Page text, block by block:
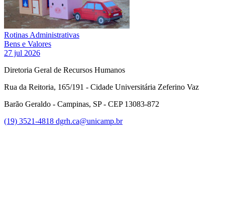
Rotinas Administrativas
Bens e Valores
27 jul 2026
Diretoria Geral de Recursos Humanos
Rua da Reitoria, 165/191 - Cidade Universitária Zeferino Vaz
Barão Geraldo - Campinas, SP - CEP 13083-872
(19) 3521-4818 dgrh.ca@unicamp.br